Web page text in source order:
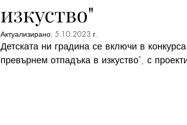
изкуство"
Актуализирано: 5.10.2023 г.
Детската ни градина се включи в
превърнем отпадъка в изкуство", с